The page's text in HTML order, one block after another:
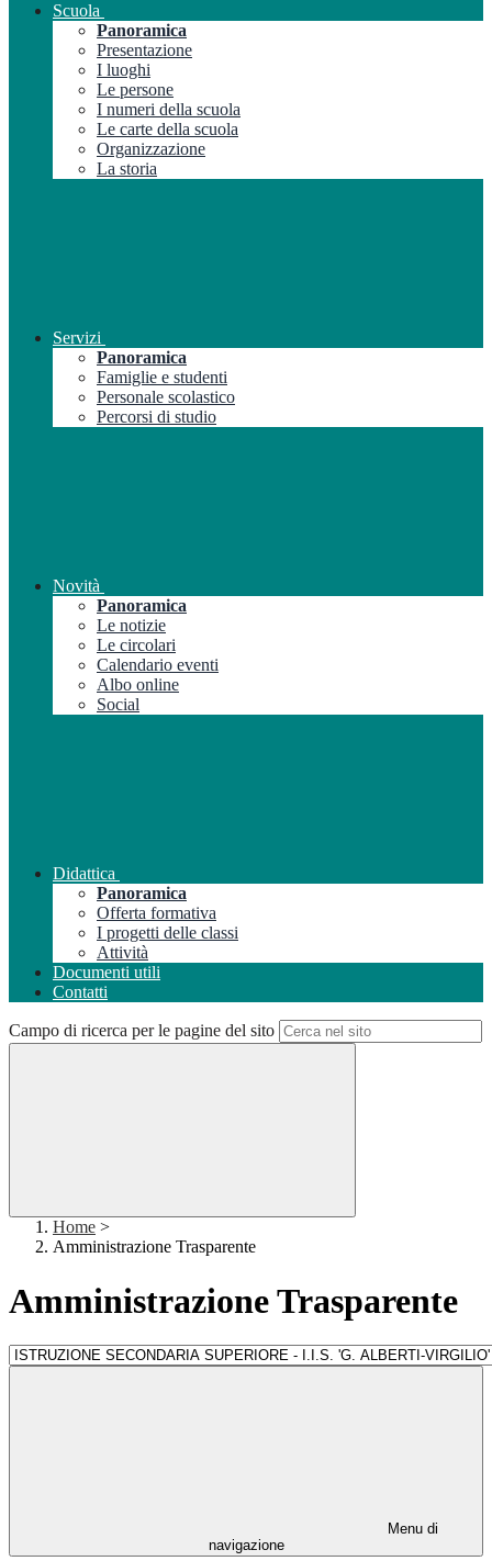
Scuola
Panoramica
Presentazione
I luoghi
Le persone
I numeri della scuola
Le carte della scuola
Organizzazione
La storia
Servizi
Panoramica
Famiglie e studenti
Personale scolastico
Percorsi di studio
Novità
Panoramica
Le notizie
Le circolari
Calendario eventi
Albo online
Social
Didattica
Panoramica
Offerta formativa
I progetti delle classi
Attività
Documenti utili
Contatti
Campo di ricerca per le pagine del sito
Home >
Amministrazione Trasparente
Amministrazione Trasparente
Menu di
navigazione